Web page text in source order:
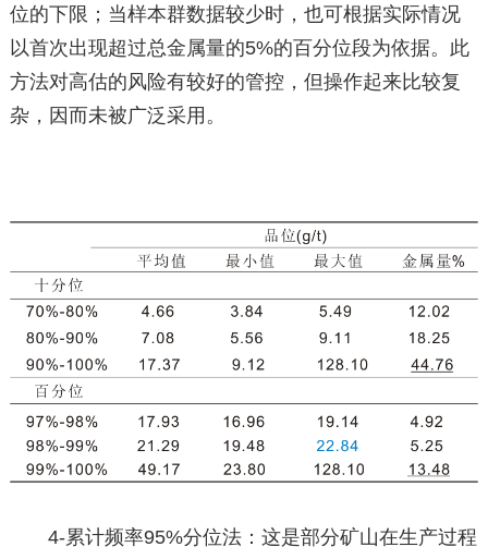
位的下限；当样本群数据较少时，也可根据实际情况
以首次出现超过总金属量的5%的百分位段为依据。此
方法对高估的风险有较好的管控，但操作起来比较复
杂，因而未被广泛采用。
4-累计频率95%分位法：这是部分矿山在生产过程